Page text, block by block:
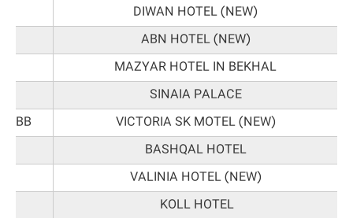
DIWAN HOTEL (NEW)
ABN HOTEL (NEW)
MAZYAR HOTEL IN BEKHAL
SINAIA PALACE
VICTORIA SK MOTEL (NEW)
BB
BASHQAL HOTEL
VALINIA HOTEL (NEW)
KOLL HOTEL